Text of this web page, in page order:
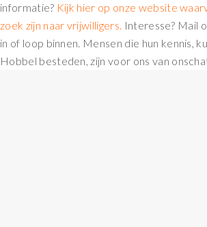
informatie? Kijk hier op onze website
zoek zijn naar vrijwilligers. Interesse? Mail
in of loop binnen. Mensen die hun kennis,
Hobbel besteden, zijn voor ons van